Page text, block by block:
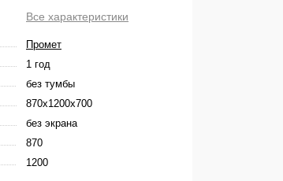
Все характеристики
Промет
1 год
без тумбы
870x1200x700
без экрана
870
1200